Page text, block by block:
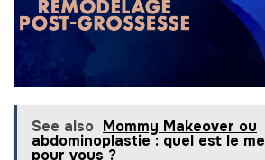
See also Mommy Makeover ou
abdominoplastie : quel est le
pour vous ?